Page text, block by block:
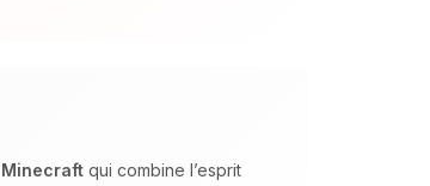
qui combine l’esprit